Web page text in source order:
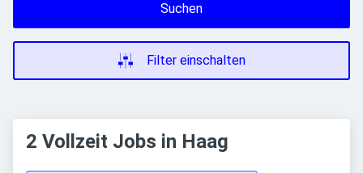
Suchen
Filter einschalten
2 Vollzeit Jobs in Haag